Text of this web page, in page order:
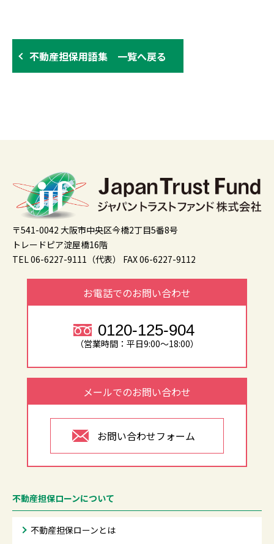
不動産担保用語集 一覧へ戻る
〒541-0042 大阪市中央区今橋2丁目5番8号
トレードピア淀屋橋16階
TEL 06-6227-9111（代表）
FAX 06-6227-9112
お電話でのお問い合わせ
0120-125-904
（営業時間：平日9:00～18:00）
メールでのお問い合わせ
お問い合わせフォーム
不動産担保ローンについて
不動産担保ローンとは